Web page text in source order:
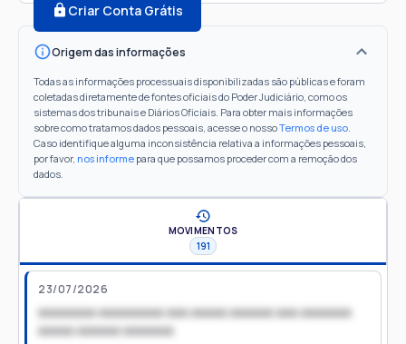
Criar Conta Grátis
Origem das informações
Todas as informações processuais disponibilizadas são públicas e foram
coletadas diretamente de fontes oficiais do Poder Judiciário, como os
sistemas dos tribunais e Diários Oficiais. Para obter mais informações
sobre como tratamos dados pessoais, acesse o nossoTermos de uso.
Caso identifique alguma inconsistência relativa a informações pessoais,
por favor, nos informe para que possamos proceder com a remoção dos
dados.
MOVIMENTOS
191
23/07/2026
xxxxxxxx xxxxxxxxx xxx xxxxx xxxxxx xxx xxxxxxx
xxxxx xxxxxx xxxxxxx